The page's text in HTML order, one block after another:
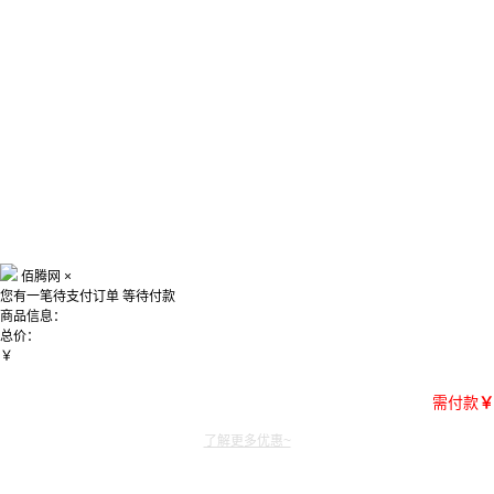
佰腾网 ×
您有一笔待支付订单 等待付款
商品信息：
总价：
￥
需付款￥
了解更多优惠~